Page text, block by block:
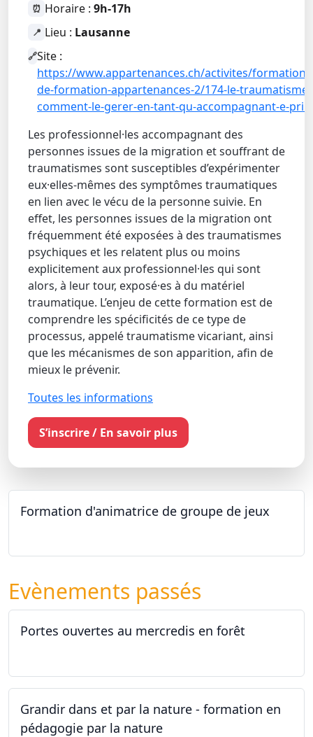
⏰ Horaire : 9h-17h
📍 Lieu : Lausanne
🔗Site :
https://www.appartenances.ch/activites/formation/
de-formation-appartenances-2/174-le-
comment-le-gerer-en-tant-qu-accompagnant-e-
Les professionnel·les accompagnant des
personnes issues de la migration et souffrant de
traumatismes sont susceptibles d’expérimenter
eux·elles-mêmes des symptômes traumatiques
en lien avec le vécu de la personne suivie. En
effet, les personnes issues de la migration ont
fréquemment été exposées à des traumatismes
psychiques et les relatent plus ou moins
explicitement aux professionnel·les qui sont
alors, à leur tour, exposé·es à du matériel
traumatique. L’enjeu de cette formation est de
comprendre les spécificités de ce type de
processus, appelé traumatisme vicariant, ainsi
que les mécanismes de son apparition, afin de
mieux le prévenir.
Toutes les informations
S’inscrire / En savoir plus
Formation d'animatrice de groupe de jeux
Evènements passés
Portes ouvertes au mercredis en forêt
Grandir dans et par la nature - formation en
pédagogie par la nature